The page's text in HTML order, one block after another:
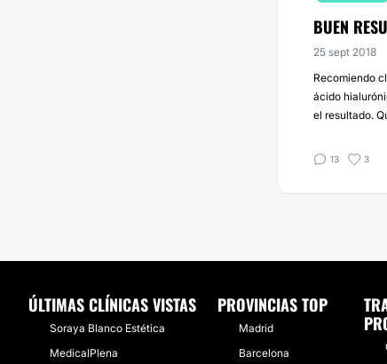
BUEN
25 sept 2018
Recomiendo
ácido
el resultado.
13 3
ÚLTIMAS CLÍNICAS VISTAS
Soraya Blanco Estética
MedicalPlena
PROVINCIAS TOP
Madrid
Barcelona